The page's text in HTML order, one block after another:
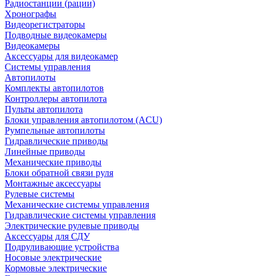
Радиостанции (рации)
Хронографы
Видеорегистраторы
Подводные видеокамеры
Видеокамеры
Аксессуары для видеокамер
Системы управления
Автопилоты
Комплекты автопилотов
Контроллеры автопилота
Пульты автопилота
Блоки управления автопилотом (ACU)
Румпельные автопилоты
Гидравлические приводы
Линейные приводы
Механические приводы
Блоки обратной связи руля
Монтажные аксессуары
Рулевые системы
Механические системы управления
Гидравлические системы управления
Электрические рулевые приводы
Аксессуары для СДУ
Подруливающие устройства
Носовые электрические
Кормовые электрические